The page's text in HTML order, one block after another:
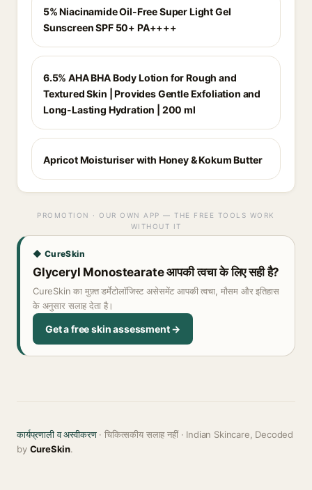
5% Niacinamide Oil-Free Super Light Gel
Sunscreen SPF 50+ PA++++
6.5% AHA BHA Body Lotion for Rough and
Textured Skin | Provides Gentle Exfoliation and
Long-Lasting Hydration | 200 ml
Apricot Moisturiser with Honey & Kokum Butter
PROMOTION · OUR OWN APP — THE FREE TOOLS WORK
WITHOUT IT
◆ CureSkin
Glyceryl Monostearate आपकी त्वचा के लिए सही है?
CureSkin का मुफ़्त डर्मेटोलॉजिस्ट असेसमेंट आपकी त्वचा, मौसम और इतिहास
के अनुसार सलाह देता है।
Get a free skin assessment →
कार्यप्रणाली व अस्वीकरण· चिकित्सकीय सलाह नहीं · Indian Skincare, Decoded
by CureSkin.